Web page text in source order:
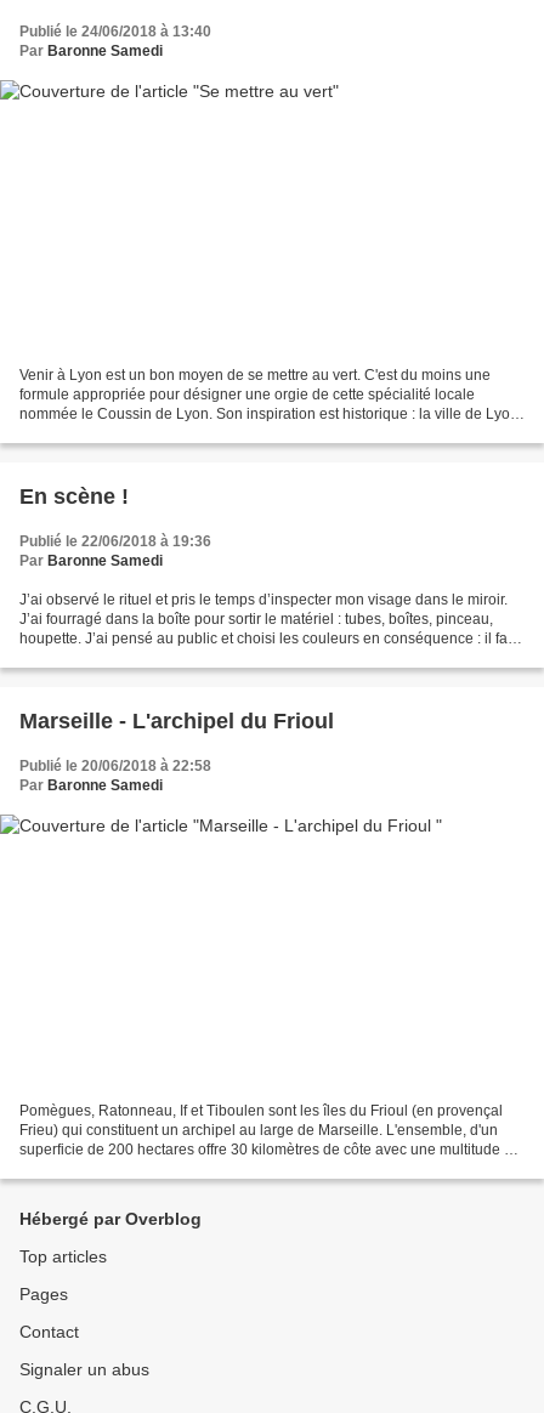
Publié le 24/06/2018 à 13:40
Par Baronne Samedi
Venir à Lyon est un bon moyen de se mettre au vert. C'est du moins une
formule appropriée pour désigner une orgie de cette spécialité locale
nommée le Coussin de Lyon. Son inspiration est historique : la ville de Lyon
En scène !
Publié le 22/06/2018 à 19:36
Par Baronne Samedi
J’ai observé le rituel et pris le temps d’inspecter mon visage dans le miroir.
J’ai fourragé dans la boîte pour sortir le matériel : tubes, boîtes, pinceau,
houpette. J’ai pensé au public et choisi les couleurs en conséquence : il faut
Marseille - L'archipel du Frioul
Publié le 20/06/2018 à 22:58
Par Baronne Samedi
Pomègues, Ratonneau, If et Tiboulen sont les îles du Frioul (en provençal
Frieu) qui constituent un archipel au large de Marseille. L'ensemble, d'un
superficie de 200 hectares offre 30 kilomètres de côte avec une multitude de
Hébergé par Overblog
Top articles
Pages
Contact
Signaler un abus
C.G.U.